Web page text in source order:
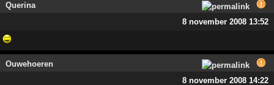
Querina
8 november 2008 13:52
Ouwehoeren
8 november 2008 14:22